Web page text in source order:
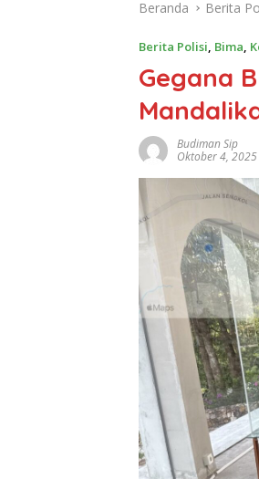
Beranda Berita
Berita Polisi Bima
Gegana
Budiman Sip
Oktober 4, 2025